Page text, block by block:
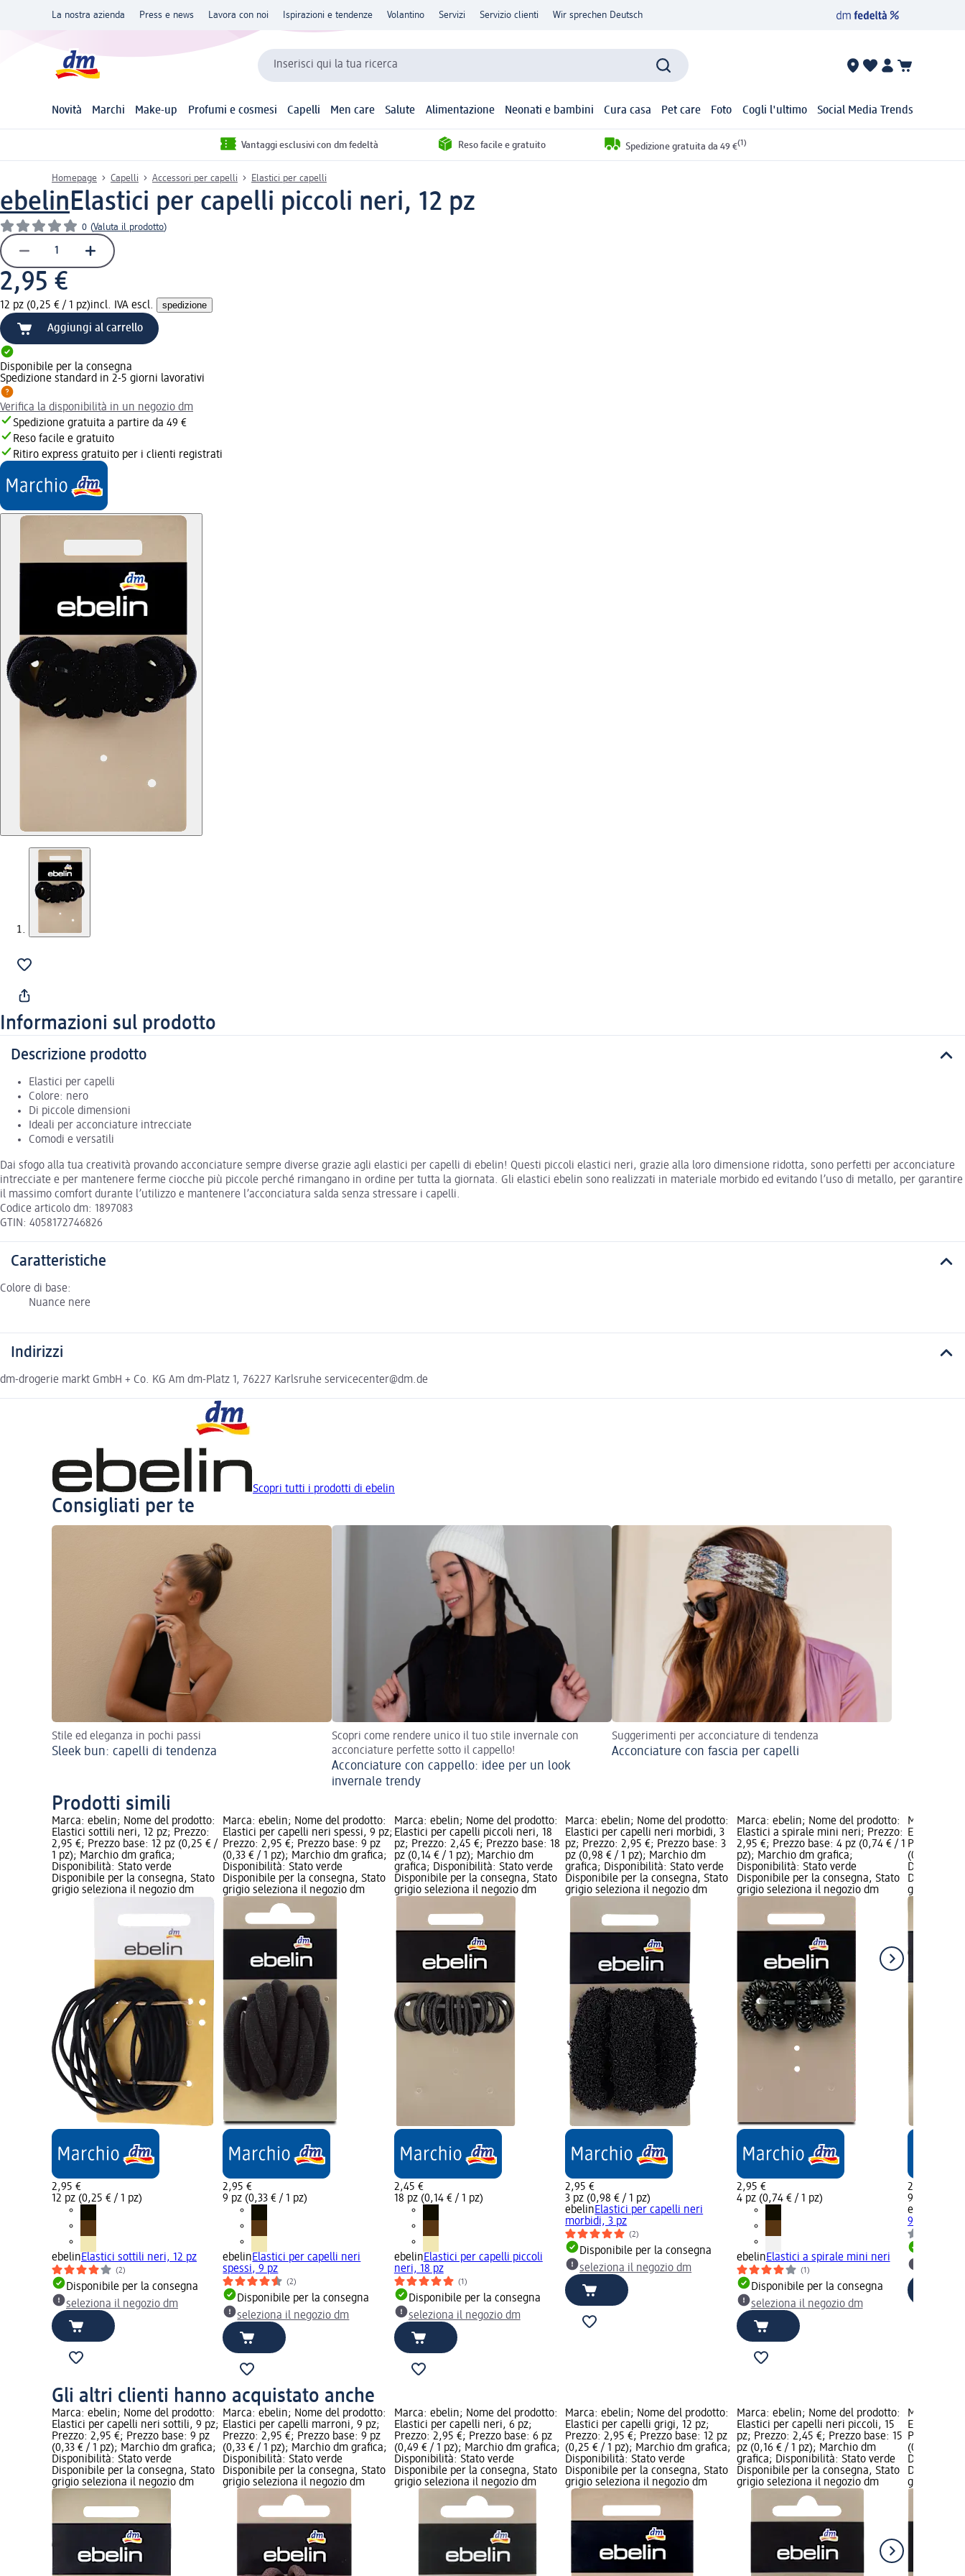
La nostra azienda Press e news Lavora con noi Ispirazioni e tendenze Volantino Servizi Servizio clienti Wir sprechen Deutsch
Inserisci qui la tua ricerca
Novità Marchi Make-up Profumi e cosmesi Capelli Men care Salute Alimentazione Neonati e bambini Cura casa Pet care Foto Cogli l'ultimo Social Media Trends
Vantaggi esclusivi con dm fedeltà Reso facile e gratuito Spedizione gratuita da 49 €(1)
Homepage Capelli Accessori per capelli Elastici per capelli
ebelinElastici per capelli piccoli neri, 12 pz
0 (Valuta il prodotto)
2,95 €
12 pz (0,25 € / 1 pz)incl. IVA escl. spedizione
Aggiungi al carrello
Disponibile per la consegna
Spedizione standard in 2-5 giorni lavorativi
Verifica la disponibilità in un negozio dm
Spedizione gratuita a partire da 49 €
Reso facile e gratuito
Ritiro express gratuito per i clienti registrati
Informazioni sul prodotto
Descrizione prodotto
Elastici per capelli
Colore: nero
Di piccole dimensioni
Ideali per acconciature intrecciate
Comodi e versatili
Dai sfogo alla tua creatività provando acconciature sempre diverse grazie agli elastici per capelli di ebelin! Questi piccoli elastici neri, grazie alla loro dimensione ridotta, sono perfetti per acconciature
intrecciate e per mantenere ferme ciocche più piccole perché rimangano in ordine per tutta la giornata. Gli elastici ebelin sono realizzati in materiale morbido ed evitando l’uso di metallo, per garantire
il massimo comfort durante l’utilizzo e mantenere l’acconciatura salda senza stressare i capelli.
Codice articolo dm: 1897083
GTIN: 4058172746826
Caratteristiche
Colore di base:
Nuance nere
Indirizzi
dm-drogerie markt GmbH + Co. KG Am dm-Platz 1, 76227 Karlsruhe servicecenter@dm.de
Scopri tutti i prodotti di ebelin
Consigliati per te
Stile ed eleganza in pochi passi
Sleek bun: capelli di tendenza
Scopri come rendere unico il tuo stile invernale con
acconciature perfette sotto il cappello!
Acconciature con cappello: idee per un look
invernale trendy
Suggerimenti per acconciature di tendenza
Acconciature con fascia per capelli
Prodotti simili
Marca: ebelin; Nome del prodotto:
Elastici sottili neri, 12 pz; Prezzo:
2,95 €; Prezzo base: 12 pz (0,25 € /
1 pz); Marchio dm grafica;
Disponibilità: Stato verde
Disponibile per la consegna, Stato
grigio seleziona il negozio dm
2,95 €
12 pz (0,25 € / 1 pz)
ebelinElastici sottili neri, 12 pz
(2)
Disponibile per la consegna
seleziona il negozio dm
Marca: ebelin; Nome del prodotto:
Elastici per capelli neri spessi, 9 pz;
Prezzo: 2,95 €; Prezzo base: 9 pz
(0,33 € / 1 pz); Marchio dm grafica;
Disponibilità: Stato verde
Disponibile per la consegna, Stato
grigio seleziona il negozio dm
2,95 €
9 pz (0,33 € / 1 pz)
ebelinElastici per capelli neri
spessi, 9 pz
(2)
Disponibile per la consegna
seleziona il negozio dm
Marca: ebelin; Nome del prodotto:
Elastici per capelli piccoli neri, 18
pz; Prezzo: 2,45 €; Prezzo base: 18
pz (0,14 € / 1 pz); Marchio dm
grafica; Disponibilità: Stato verde
Disponibile per la consegna, Stato
grigio seleziona il negozio dm
2,45 €
18 pz (0,14 € / 1 pz)
ebelinElastici per capelli piccoli
neri, 18 pz
(1)
Disponibile per la consegna
seleziona il negozio dm
Marca: ebelin; Nome del prodotto:
Elastici per capelli neri morbidi, 3
pz; Prezzo: 2,95 €; Prezzo base: 3
pz (0,98 € / 1 pz); Marchio dm
grafica; Disponibilità: Stato verde
Disponibile per la consegna, Stato
grigio seleziona il negozio dm
2,95 €
3 pz (0,98 € / 1 pz)
ebelinElastici per capelli neri
morbidi, 3 pz
(2)
Disponibile per la consegna
seleziona il negozio dm
Marca: ebelin; Nome del prodotto:
Elastici a spirale mini neri; Prezzo:
2,95 €; Prezzo base: 4 pz (0,74 € / 1
pz); Marchio dm grafica;
Disponibilità: Stato verde
Disponibile per la consegna, Stato
grigio seleziona il negozio dm
2,95 €
4 pz (0,74 € / 1 pz)
ebelinElastici a spirale mini neri
(1)
Disponibile per la consegna
seleziona il negozio dm
Marca:
Elastici
Prezzo:
(0,33 € / 1
Disponibile
grigio
2,95 €
9 pz (0,33 €
ebelin
9 pz
Gli altri clienti hanno acquistato anche
Marca: ebelin; Nome del prodotto:
Elastici per capelli neri sottili, 9 pz;
Prezzo: 2,95 €; Prezzo base: 9 pz
(0,33 € / 1 pz); Marchio dm grafica;
Disponibilità: Stato verde
Disponibile per la consegna, Stato
grigio seleziona il negozio dm
Marca: ebelin; Nome del prodotto:
Elastici per capelli marroni, 9 pz;
Prezzo: 2,95 €; Prezzo base: 9 pz
(0,33 € / 1 pz); Marchio dm grafica;
Disponibilità: Stato verde
Disponibile per la consegna, Stato
grigio seleziona il negozio dm
Marca: ebelin; Nome del prodotto:
Elastici per capelli neri, 6 pz;
Prezzo: 2,95 €; Prezzo base: 6 pz
(0,49 € / 1 pz); Marchio dm grafica;
Disponibilità: Stato verde
Disponibile per la consegna, Stato
grigio seleziona il negozio dm
Marca: ebelin; Nome del prodotto:
Elastici per capelli grigi, 12 pz;
Prezzo: 2,95 €; Prezzo base: 12 pz
(0,25 € / 1 pz); Marchio dm grafica;
Disponibilità: Stato verde
Disponibile per la consegna, Stato
grigio seleziona il negozio dm
Marca: ebelin; Nome del prodotto:
Elastici per capelli neri piccoli, 15
pz; Prezzo: 2,45 €; Prezzo base: 15
pz (0,16 € / 1 pz); Marchio dm
grafica; Disponibilità: Stato verde
Disponibile per la consegna, Stato
grigio seleziona il negozio dm
Marca:
Elastici per
Prezzo:
(0,33 € / 1
Disponibile
grigio